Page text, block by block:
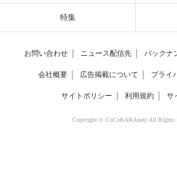
特集
お問い合わせ ニュース配信先 バックナ
会社概要 広告掲載について プライ
サイトポリシー 利用規約 サ
Copyright © CoCoKARAnext All Rights